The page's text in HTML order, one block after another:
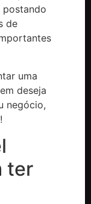
postando
de
uma
deseja
negócio,
ter